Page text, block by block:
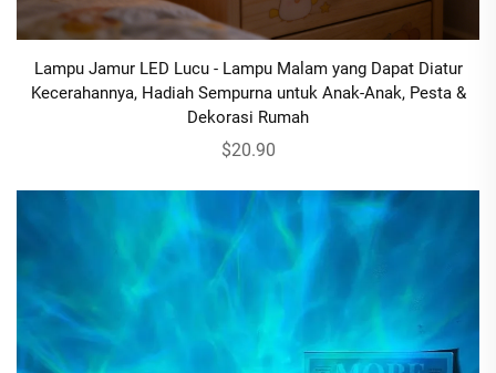
Lampu Jamur LED Lucu - Lampu Malam yang Dapat Diatur
Kecerahannya, Hadiah Sempurna untuk Anak-Anak, Pesta &
Dekorasi Rumah
$20.90